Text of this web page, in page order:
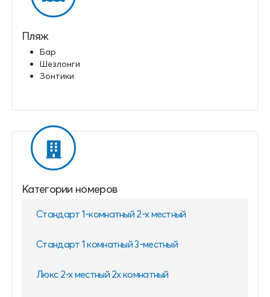
Пляж
Бар
Шезлонги
Зонтики
Категории номеров
Стандарт 1-комнатный 2-х местный
Стандарт 1 комнатный 3-местный
Люкс 2-х местный 2х комнатный